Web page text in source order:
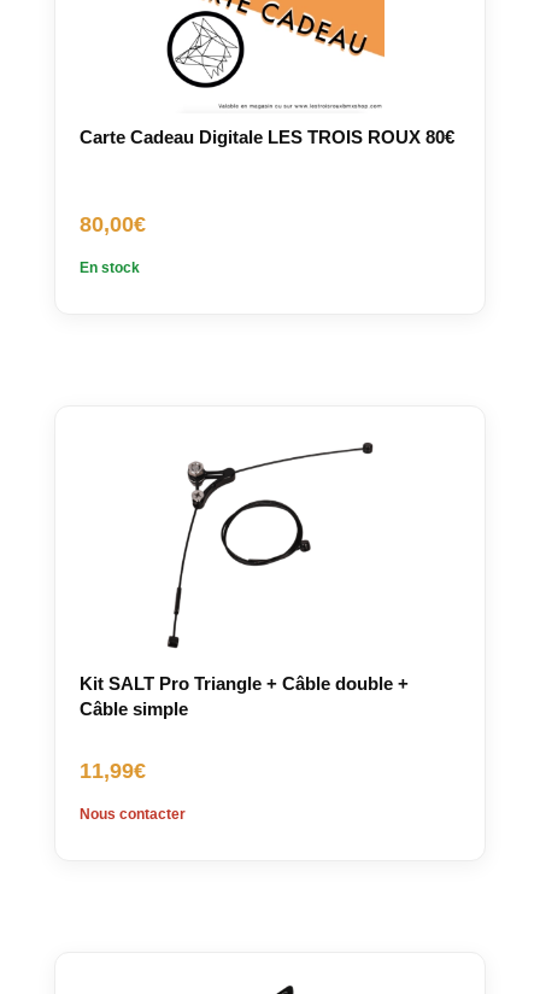
Carte Cadeau Digitale LES TROIS ROUX 80€
80,00€
En stock
Kit SALT Pro Triangle + Câble double +
Câble simple
11,99€
Nous contacter